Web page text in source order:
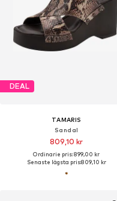
DEAL
TAMARIS
Sandal
809,10 kr
Ordinarie pris: 899,00 kr
Senaste lägsta pris:809,10 kr